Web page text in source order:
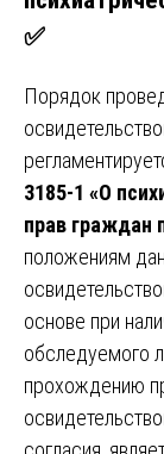
✅
Порядок
3185-1 «О
прав граждан
положениям
основе при
обследуемого
прохождению